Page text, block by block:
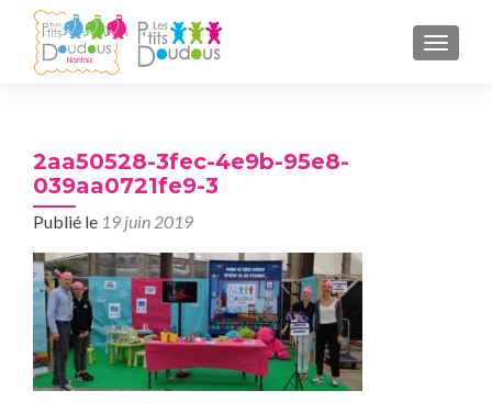
2aa50528-3fec-4e9b-95e8-
039aa0721fe9-3
Publié le 19 juin 2019